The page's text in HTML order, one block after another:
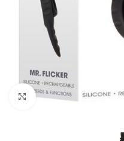
Kliknij, aby powiększyć